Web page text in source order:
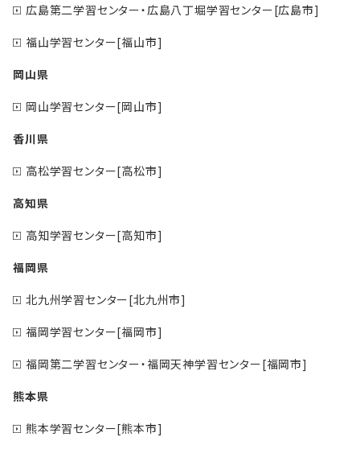
広島第二学習センター・広島八丁堀学習センター[広島市]
福山学習センター[福山市]
岡山県
岡山学習センター[岡山市]
香川県
高松学習センター[高松市]
高知県
高知学習センター[高知市]
福岡県
北九州学習センター[北九州市]
福岡学習センター[福岡市]
福岡第二学習センター・福岡天神学習センター[福岡市]
熊本県
熊本学習センター[熊本市]